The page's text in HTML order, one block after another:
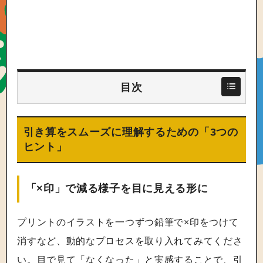
目次
引き算をスムーズに理解するための「3つの
ヒント」
「×印」で減る様子を目に見える形に
プリントのイラストを一つずつ鉛筆で×印をつけて
消すなど、動的なプロセスを取り入れてみてくださ
い。目で見て「なくなった」と実感することで、引